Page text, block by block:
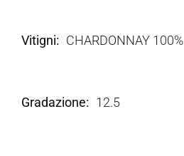
Vitigni CHARDONNAY 100%
Gradazione 12.5